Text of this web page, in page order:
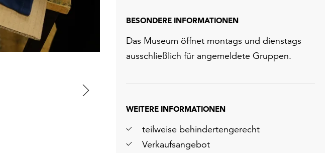
nächsten
BESONDERE INFORMATIONEN
Das Museum öffnet montags und dienstags
ausschließlich für angemeldete Gruppen.
WEITERE INFORMATIONEN
teilweise behindertengerecht
Verkaufsangebot